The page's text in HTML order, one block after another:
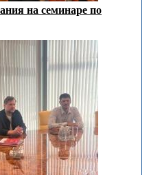
на семинаре по